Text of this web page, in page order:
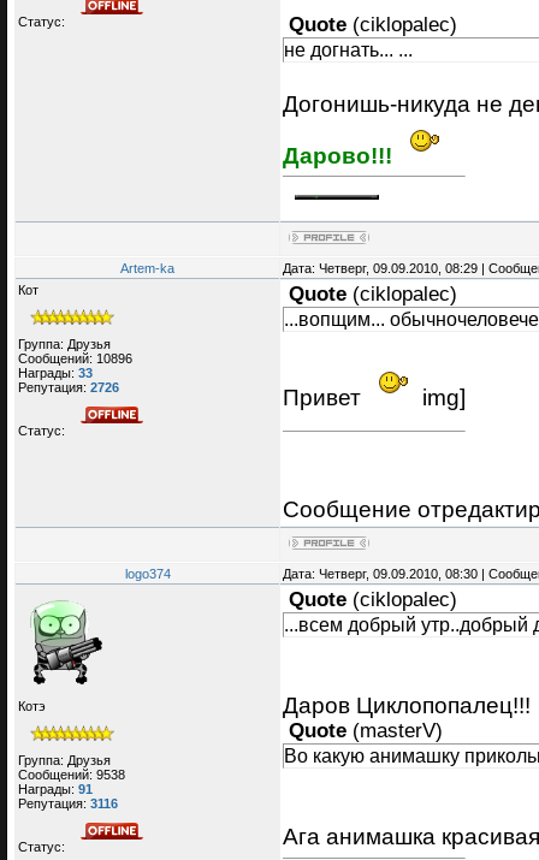
Статус: Quote (ciklopalec)
не догнать... ...
Догонишь-никуда не
Дарово!!!
Artem-ka
Дата: Четверг, 09.09.2010, 08:29 |
Кот
Группа: Друзья
Сообщений: 10896
Награды: 33
Репутация: 2726
Статус:
Quote (ciklopalec)
...вопщим...
Привет img]
Сообщение
logo374 Дата: Четверг, 09.09.2010, 08:30 |
Котэ
Группа: Друзья
Сообщений: 9538
Награды: 91
Репутация: 3116
Статус:
Quote (ciklopalec)
...всем добрый утр..добрый
Даров Циклопопалец!!!
Quote (masterV)
Во какую анимашку
Ага анимашка